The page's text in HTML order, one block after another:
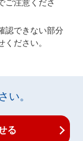
ご注意くださ
認できない部分
ださい。
い。
る